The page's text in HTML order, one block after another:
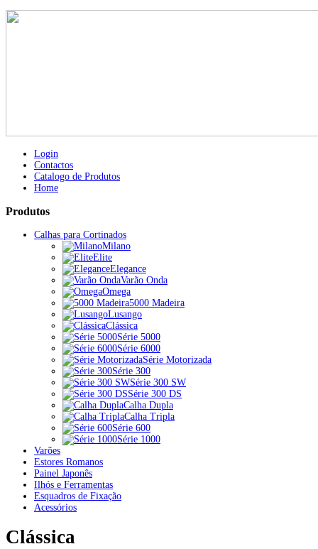
Login
Contactos
Catalogo de Produtos
Home
Produtos
Calhas para Cortinados
Milano
Elite
Elegance
Varão Onda
Omega
5000 Madeira
Lusango
Clássica
Série 5000
Série 6000
Série Motorizada
Série 300
Série 300 SW
Série 300 DS
Calha Dupla
Calha Tripla
Série 600
Série 1000
Varões
Estores Romanos
Painel Japonês
Ilhós e Ferramentas
Esquadros de Fixação
Acessórios
Clássica